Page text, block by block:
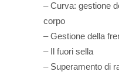
– Curva: gestione
corpo
– Gestione della
– Il fuori sella
– Superamento di